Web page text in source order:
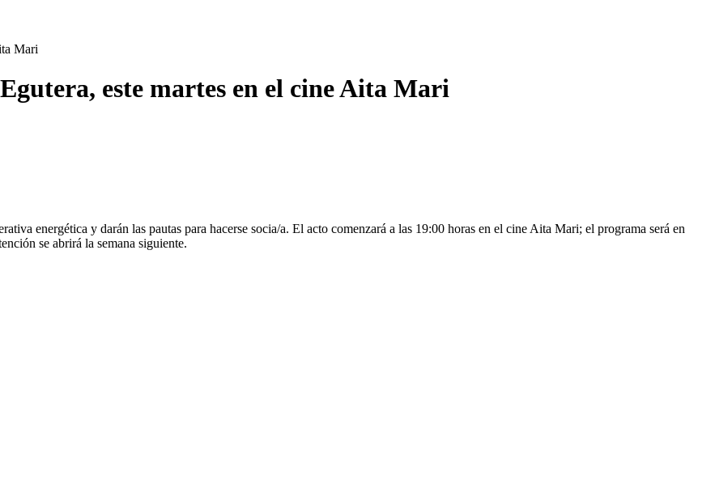
Mari
este martes en el cine Aita Mari
energética y darán las pautas para hacerse socia/a. El acto comenzará a las 19:00 horas en el cine Aita Mari; el programa será en
se abrirá la semana siguiente.